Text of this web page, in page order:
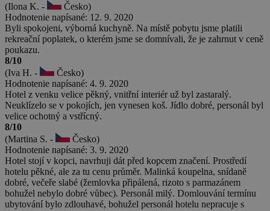
(Ilona K. -
Česko)
Hodnotenie napísané: 12. 9. 2020
Byli spokojeni, výborná kuchyně. Na místě pobytu jsme platili
rekreační poplatek, o kterém jsme se domnívali, že je zahrnut v ceně
poukazu.
8/10
(Iva H. -
Česko)
Hodnotenie napísané: 4. 9. 2020
Hotel z venku velice pěkný, vnitřní interiér už byl zastaralý.
Neuklízelo se v pokojích, jen vynesen koš. Jídlo dobré, personál byl
velice ochotný a vstřícný.
8/10
(Martina S. -
Česko)
Hodnotenie napísané: 3. 9. 2020
Hotel stojí v kopci, navrhuji dát před kopcem značení. Prostředí
hotelu pěkné, ale za tu cenu průměr. Malinká koupelna, snídaně
dobré, večeře slabé (žemlovka připálená, rizoto s parmazánem
bohužel nebylo dobré vůbec). Personál milý. Domlouvání termínu
ubytování bylo zdlouhavé, bohužel personál hotelu nepracuje s